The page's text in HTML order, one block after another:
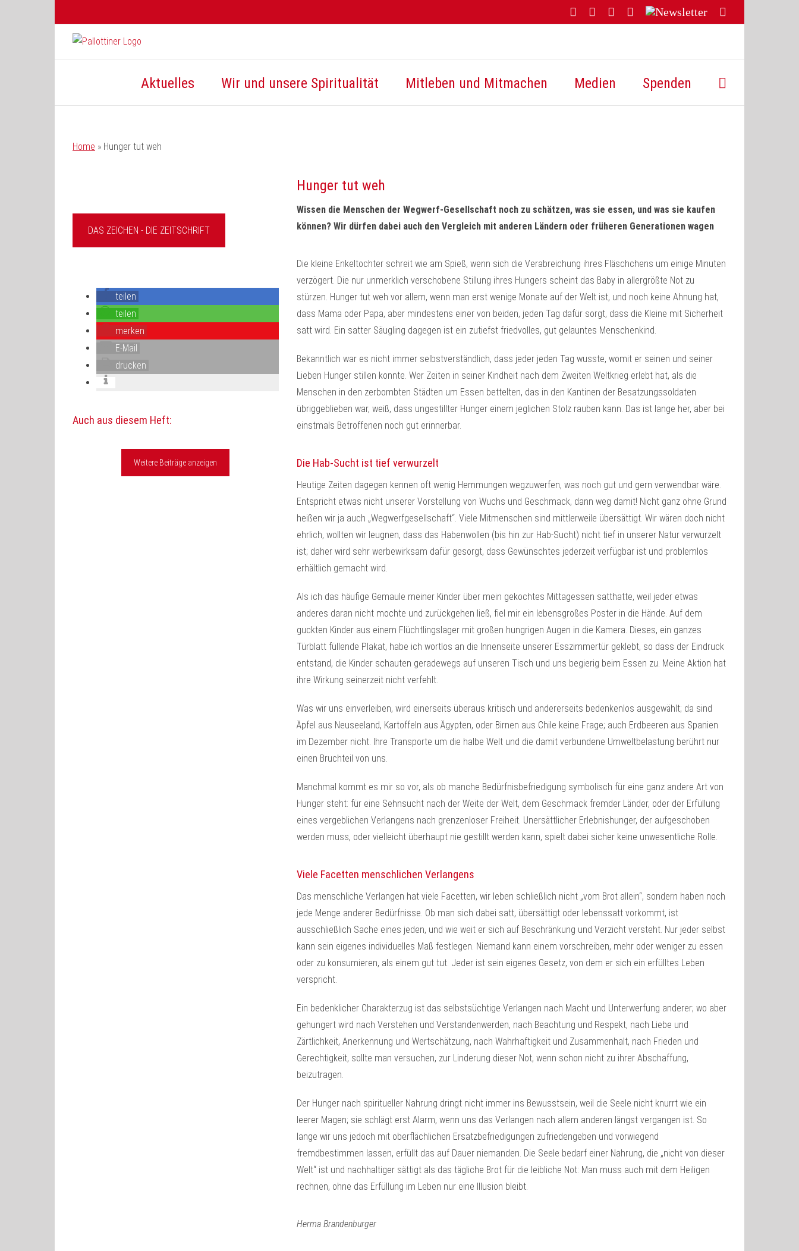
FacebookYouTubeInstagram
Threads
Newsletter
Mail
Aktuelles Wir und unsere Spiritualität Mitleben und Mitmachen Medien Spenden
Home » Hunger tut weh
DAS ZEICHEN - DIE ZEITSCHRIFT
teilen
teilen
merken
E-Mail
drucken
Auch aus diesem Heft:
Weitere Beiträge anzeigen
Hunger tut weh
Wissen die Menschen der Wegwerf-Gesellschaft noch zu schätzen, was sie essen, und was sie kaufen
können? Wir dürfen dabei auch den Vergleich mit anderen Ländern oder früheren Generationen wagen
Die kleine Enkeltochter schreit wie am Spieß, wenn sich die Verabreichung ihres Fläschchens um einige Minuten
verzögert. Die nur unmerklich verschobene Stillung ihres Hungers scheint das Baby in allergrößte Not zu
stürzen. Hunger tut weh vor allem, wenn man erst wenige Monate auf der Welt ist, und noch keine Ahnung hat,
dass Mama oder Papa, aber mindestens einer von beiden, jeden Tag dafür sorgt, dass die Kleine mit Sicherheit
satt wird. Ein satter Säugling dagegen ist ein zutiefst friedvolles, gut gelauntes Menschenkind.
Bekanntlich war es nicht immer selbstverständlich, dass jeder jeden Tag wusste, womit er seinen und seiner
Lieben Hunger stillen konnte. Wer Zeiten in seiner Kindheit nach dem Zweiten Weltkrieg erlebt hat, als die
Menschen in den zerbombten Städten um Essen bettelten, das in den Kantinen der Besatzungssoldaten
übriggeblieben war, weiß, dass ungestillter Hunger einem jeglichen Stolz rauben kann. Das ist lange her, aber bei
einstmals Betroffenen noch gut erinnerbar.
Die Hab-Sucht ist tief verwurzelt
Heutige Zeiten dagegen kennen oft wenig Hemmungen wegzuwerfen, was noch gut und gern verwendbar wäre.
Entspricht etwas nicht unserer Vorstellung von Wuchs und Geschmack, dann weg damit! Nicht ganz ohne Grund
heißen wir ja auch „Wegwerfgesellschaft“. Viele Mitmenschen sind mittlerweile übersättigt. Wir wären doch nicht
ehrlich, wollten wir leugnen, dass das Habenwollen (bis hin zur Hab-Sucht) nicht tief in unserer Natur verwurzelt
ist; daher wird sehr werbewirksam dafür gesorgt, dass Gewünschtes jederzeit verfügbar ist und problemlos
erhältlich gemacht wird.
Als ich das häufige Gemaule meiner Kinder über mein gekochtes Mittagessen satthatte, weil jeder etwas
anderes daran nicht mochte und zurückgehen ließ, fiel mir ein lebensgroßes Poster in die Hände. Auf dem
guckten Kinder aus einem Flüchtlingslager mit großen hungrigen Augen in die Kamera. Dieses, ein ganzes
Türblatt füllende Plakat, habe ich wortlos an die Innenseite unserer Esszimmertür geklebt, so dass der Eindruck
entstand, die Kinder schauten geradewegs auf unseren Tisch und uns begierig beim Essen zu. Meine Aktion hat
ihre Wirkung seinerzeit nicht verfehlt.
Was wir uns einverleiben, wird einerseits überaus kritisch und andererseits bedenkenlos ausgewählt; da sind
Äpfel aus Neuseeland, Kartoffeln aus Ägypten, oder Birnen aus Chile keine Frage; auch Erdbeeren aus Spanien
im Dezember nicht. Ihre Transporte um die halbe Welt und die damit verbundene Umweltbelastung berührt nur
einen Bruchteil von uns.
Manchmal kommt es mir so vor, als ob manche Bedürfnisbefriedigung symbolisch für eine ganz andere Art von
Hunger steht: für eine Sehnsucht nach der Weite der Welt, dem Geschmack fremder Länder, oder der Erfüllung
eines vergeblichen Verlangens nach grenzenloser Freiheit. Unersättlicher Erlebnishunger, der aufgeschoben
werden muss, oder vielleicht überhaupt nie gestillt werden kann, spielt dabei sicher keine unwesentliche Rolle.
Viele Facetten menschlichen Verlangens
Das menschliche Verlangen hat viele Facetten, wir leben schließlich nicht „vom Brot allein“, sondern haben noch
jede Menge anderer Bedürfnisse. Ob man sich dabei satt, übersättigt oder lebenssatt vorkommt, ist
ausschließlich Sache eines jeden, und wie weit er sich auf Beschränkung und Verzicht versteht. Nur jeder selbst
kann sein eigenes individuelles Maß festlegen. Niemand kann einem vorschreiben, mehr oder weniger zu essen
oder zu konsumieren, als einem gut tut. Jeder ist sein eigenes Gesetz, von dem er sich ein erfülltes Leben
verspricht.
Ein bedenklicher Charakterzug ist das selbstsüchtige Verlangen nach Macht und Unterwerfung anderer; wo aber
gehungert wird nach Verstehen und Verstandenwerden, nach Beachtung und Respekt, nach Liebe und
Zärtlichkeit, Anerkennung und Wertschätzung, nach Wahrhaftigkeit und Zusammenhalt, nach Frieden und
Gerechtigkeit, sollte man versuchen, zur Linderung dieser Not, wenn schon nicht zu ihrer Abschaffung,
beizutragen.
Der Hunger nach spiritueller Nahrung dringt nicht immer ins Bewusstsein, weil die Seele nicht knurrt wie ein
leerer Magen; sie schlägt erst Alarm, wenn uns das Verlangen nach allem anderen längst vergangen ist. So
lange wir uns jedoch mit oberflächlichen Ersatzbefriedigungen zufriedengeben und vorwiegend
fremdbestimmen lassen, erfüllt das auf Dauer niemanden. Die Seele bedarf einer Nahrung, die „nicht von dieser
Welt“ ist und nachhaltiger sättigt als das tägliche Brot für die leibliche Not: Man muss auch mit dem Heiligen
rechnen, ohne das Erfüllung im Leben nur eine Illusion bleibt.
Herma Brandenburger